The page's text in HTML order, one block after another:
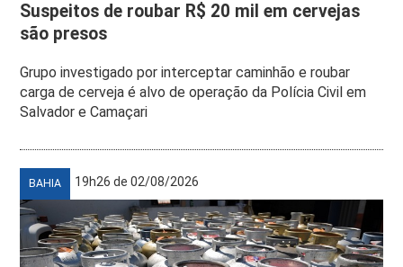
Suspeitos de roubar R$ 20 mil em cervejas
são presos
Grupo investigado por interceptar caminhão e roubar
carga de cerveja é alvo de operação da Polícia Civil em
Salvador e Camaçari
BAHIA 19h26 de 02/08/2026